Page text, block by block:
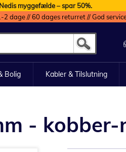
myggefælde – spar 50%.
2 dage // 60 dages returret // God
Bolig Kabler & Tilslutning
-